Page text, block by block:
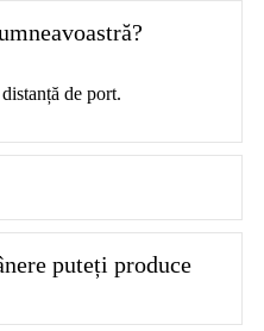
de port.
puteți produce